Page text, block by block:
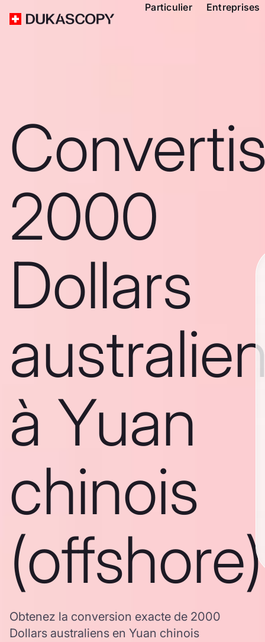
Particulier Entreprises
2000
Dollars
à Yuan
chinois
(offshore)
Obtenez la conversion exacte de 2000
Dollars australiens en Yuan chinois